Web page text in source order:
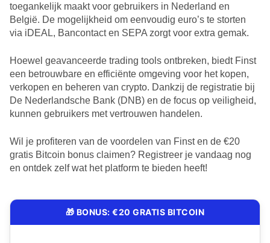
toegankelijk maakt voor gebruikers in Nederland en
België. De mogelijkheid om eenvoudig euro’s te storten
via iDEAL, Bancontact en SEPA zorgt voor extra gemak.
Hoewel geavanceerde trading tools ontbreken, biedt Finst
een betrouwbare en efficiënte omgeving voor het kopen,
verkopen en beheren van crypto. Dankzij de registratie bij
De Nederlandsche Bank (DNB) en de focus op veiligheid,
kunnen gebruikers met vertrouwen handelen.
Wil je profiteren van de voordelen van Finst en de €20
gratis Bitcoin bonus claimen? Registreer je vandaag nog
en ontdek zelf wat het platform te bieden heeft!
🎁 BONUS: €20 GRATIS BITCOIN